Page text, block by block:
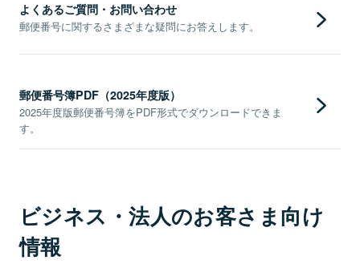
よくあるご質問・お問い合わせ
郵便番号に関するさまざまな疑問にお答えします。
郵便番号簿PDF（2025年度版）
2025年度版郵便番号簿をPDF形式でダウンロードできま
す。
ビジネス・法人のお客さま向け
情報